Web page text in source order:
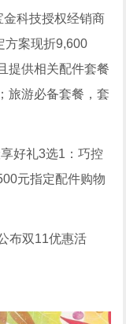
科技授权经销商
方案现折9,600
提供相关配件套餐
旅游必备套餐，套
好礼3选1：巧控
元指定配件购物
布双11优惠活